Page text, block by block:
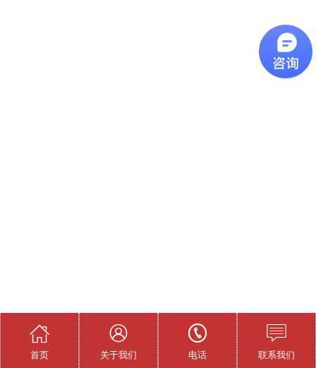

首页

关于我们

电话

联系我们